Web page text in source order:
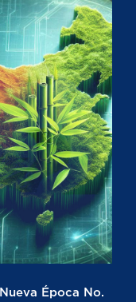
Época No.